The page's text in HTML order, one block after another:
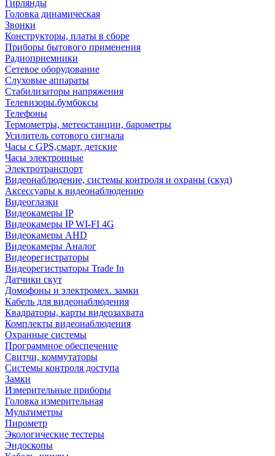
Гирлянды
Головка динамическая
Звонки
Конструкторы, платы в сборе
Приборы бытового применения
Радиоприемники
Сетевое оборудование
Слуховые аппараты
Стабилизаторы напряжения
Телевизоры.бумбоксы
Телефоны
Термометры, метеостанции, барометры
Усилитель сотового сигнала
Часы с GPS,смарт, детские
Часы электронные
Электротранспорт
Видеонаблюдение, системы контроля и охраны (скуд)
Аксессуары к видеонаблюдению
Видеоглазки
Видеокамеры IP
Видеокамеры IP WI-FI 4G
Видеокамеры AHD
Видеокамеры Аналог
Видеорегистраторы
Видеорегистраторы Trade In
Датчики скут
Домофоны и электромех. замки
Кабель для видеонаблюдения
Квадраторы, карты видеозахвата
Комплекты видеонаблюдения
Охранные системы
Программное обеспечение
Свитчи, коммутаторы
Системы контроля доступа
Замки
Измерительные приборы
Головка измерительная
Мультиметры
Пирометр
Экологические тестеры
Эндоскопы